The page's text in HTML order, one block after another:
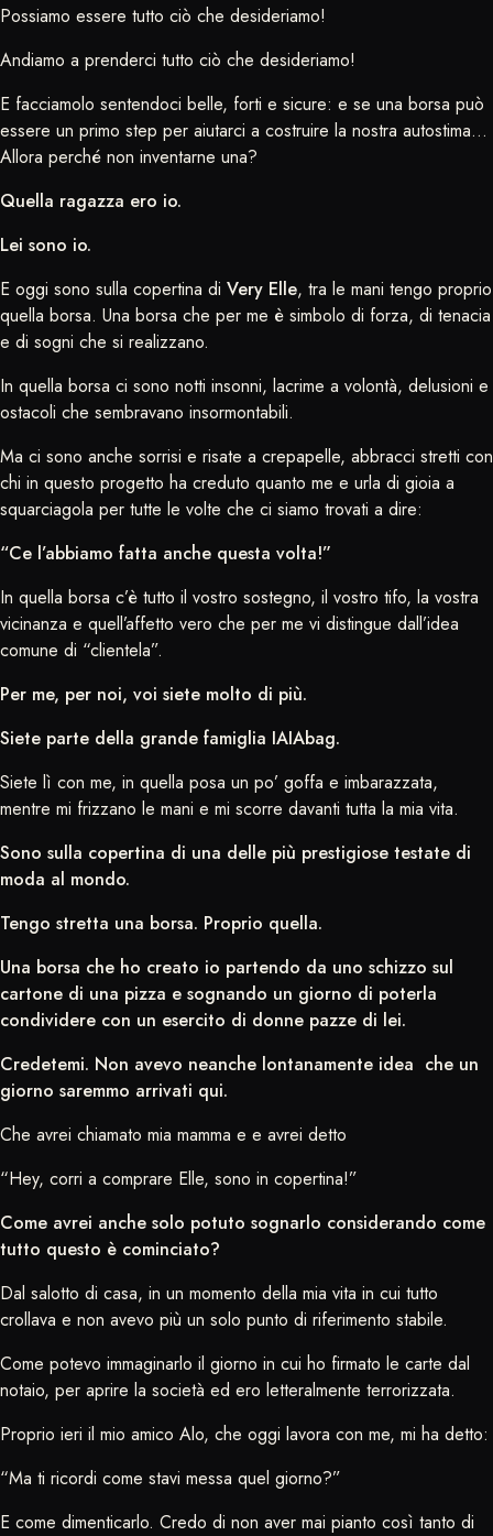
Possiamo essere tutto ciò che desideriamo!
Andiamo a prenderci tutto ciò che desideriamo!
E facciamolo sentendoci belle, forti e sicure: e se una borsa può
essere un primo step per aiutarci a costruire la nostra autostima…
Allora perché non inventarne una?
Quella ragazza ero io.
Lei sono io.
E oggi sono sulla copertina di Very Elle, tra le mani tengo proprio
quella borsa. Una borsa che per me è simbolo di forza, di tenacia
e di sogni che si realizzano.
In quella borsa ci sono notti insonni, lacrime a volontà, delusioni e
ostacoli che sembravano insormontabili.
Ma ci sono anche sorrisi e risate a crepapelle, abbracci stretti con
chi in questo progetto ha creduto quanto me e urla di gioia a
squarciagola per tutte le volte che ci siamo trovati a dire:
“Ce l’abbiamo fatta anche questa volta!”
In quella borsa c’è tutto il vostro sostegno, il vostro tifo, la vostra
vicinanza e quell’affetto vero che per me vi distingue dall’idea
comune di “clientela”.
Per me, per noi, voi siete molto di più.
Siete parte della grande famiglia IAIAbag.
Siete lì con me, in quella posa un po’ goffa e imbarazzata,
mentre mi frizzano le mani e mi scorre davanti tutta la mia vita.
Sono sulla copertina di una delle più prestigiose testate di
moda al mondo.
Tengo stretta una borsa. Proprio quella.
Una borsa che ho creato io partendo da uno schizzo sul
cartone di una pizza e sognando un giorno di poterla
condividere con un esercito di donne pazze di lei.
Credetemi. Non avevo neanche lontanamente idea che un
giorno saremmo arrivati qui.
Che avrei chiamato mia mamma e e avrei detto
“Hey, corri a comprare Elle, sono in copertina!”
Come avrei anche solo potuto sognarlo considerando come
tutto questo è cominciato?
Dal salotto di casa, in un momento della mia vita in cui tutto
crollava e non avevo più un solo punto di riferimento stabile.
Come potevo immaginarlo il giorno in cui ho firmato le carte dal
notaio, per aprire la società ed ero letteralmente terrorizzata.
Proprio ieri il mio amico Alo, che oggi lavora con me, mi ha detto:
“Ma ti ricordi come stavi messa quel giorno?”
E come dimenticarlo. Credo di non aver mai pianto così tanto di